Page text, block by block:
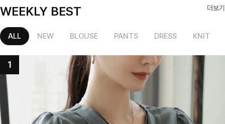
WEEKLY BEST 더보기
ALL NEW BLOUSE PANTS DRESS KNIT